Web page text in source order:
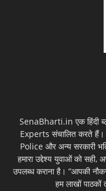
SenaBharti.in एक हिंदी
Experts संचालित करते
Police और अन्य सरकारी
हमारा उद्देश्य युवाओं को
उपलब्ध कराना है। “आपकी
हम लाखों पाठकों